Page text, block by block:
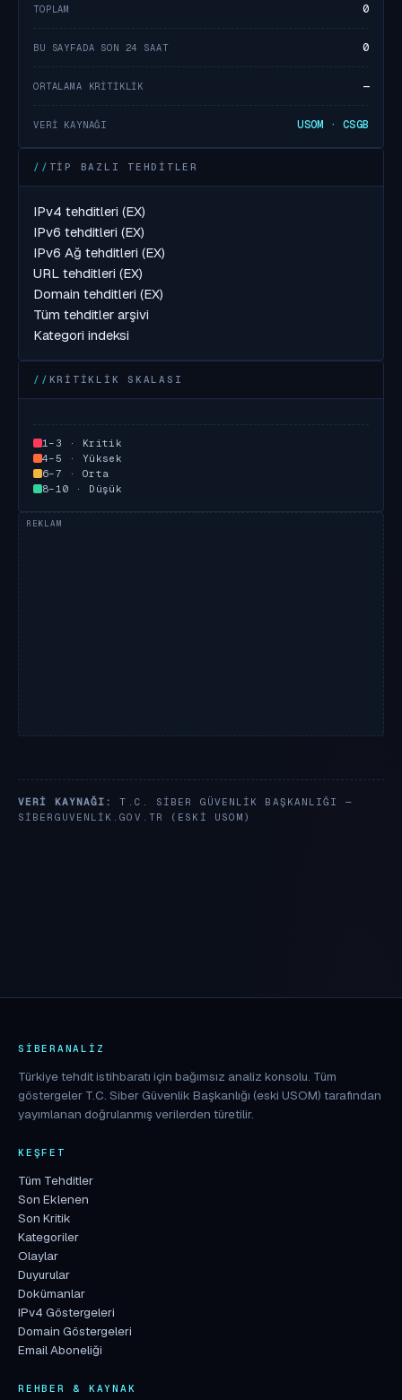
TOPLAM 0
BU SAYFADA SON 24 SAAT 0
ORTALAMA KRITIKLIK —
VERI KAYNAĞI USOM · CSGB
TIP BAZLI TEHDITLER
IPv4 tehditleri (EX)
IPv6 tehditleri (EX)
IPv6 Ağ tehditleri (EX)
URL tehditleri (EX)
Domain tehditleri (EX)
Tüm tehditler arşivi
Kategori indeksi
KRITIKLIK SKALASI
1–3 · Kritik
4–5 · Yüksek
6–7 · Orta
8–10 · Düşük
VERI KAYNAĞI:
T.C. SIBER GÜVENLIK BAŞKANLIĞI —
SIBERGUVENLIK.GOV.TR
(ESKI USOM)
SIBERANALIZ
Türkiye tehdit istihbaratı için bağımsız analiz konsolu. Tüm
göstergeler T.C. Siber Güvenlik Başkanlığı (eski USOM) tarafından
yayımlanan doğrulanmış verilerden türetilir.
KEŞFET
Tüm Tehditler
Son Eklenen
Son Kritik
Kategoriler
Olaylar
Duyurular
Dokümanlar
IPv4 Göstergeleri
Domain Göstergeleri
Email Aboneliği
REHBER & KAYNAK